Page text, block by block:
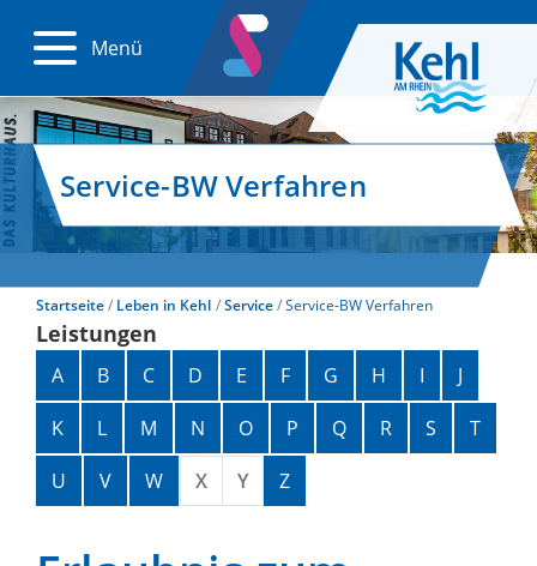
Menü
Service-BW Verfahren
Startseite Leben in Kehl Service Service-BW Verfahren
Leistungen
Alphabetisches Register überspringen
A B C D E F G H I
J
K
L M N O P Q R S
T
U
V W X Y Z